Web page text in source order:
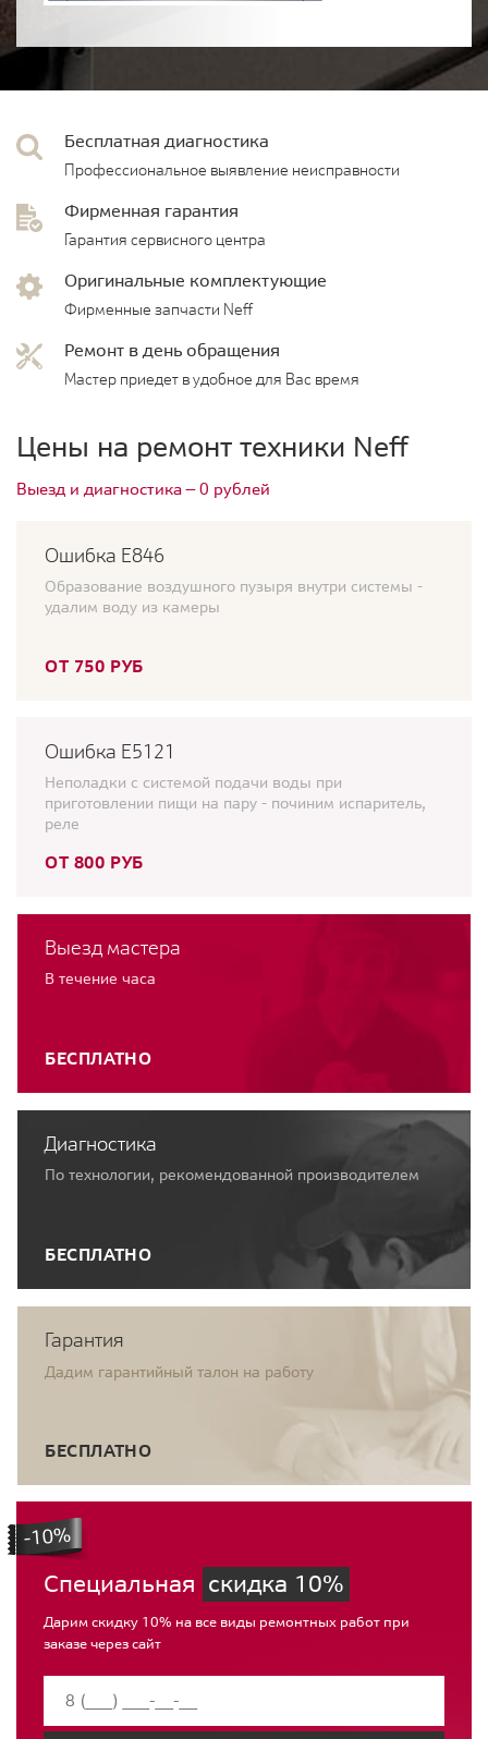
Бесплатная диагностика
Профессиональное выявление неисправности
Фирменная гарантия
Гарантия сервисного центра
Оригинальные комплектующие
Фирменные запчасти Neff
Ремонт в день обращения
Мастер приедет в удобное для Вас время
Цены на ремонт техники Neff
Выезд и диагностика — 0 рублей
Ошибка Е846
Образование воздушного пузыря внутри системы -
удалим воду из камеры
ОТ 750 РУБ
Ошибка E5121
Неполадки с системой подачи воды при
приготовлении пищи на пару - починим испаритель,
реле
ОТ 800 РУБ
Выезд мастера
В течение часа
БЕСПЛАТНО
Диагностика
По технологии, рекомендованной производителем
БЕСПЛАТНО
Гарантия
Дадим гарантийный талон на работу
БЕСПЛАТНО
Специальная скидка 10%
Дарим скидку 10% на все виды ремонтных работ при
заказе через сайт